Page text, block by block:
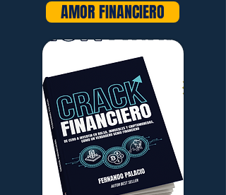
AMOR FINANCIERO